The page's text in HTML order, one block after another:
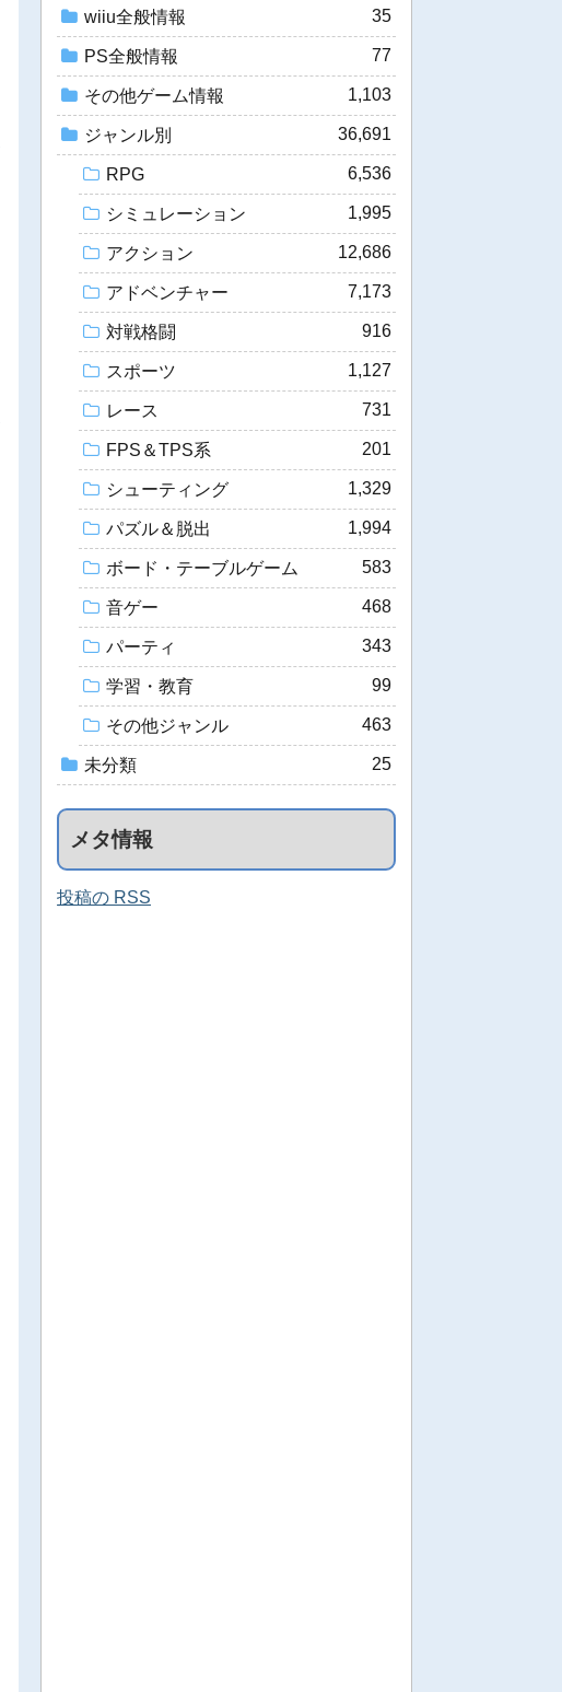
wiiu全般情報 35
PS全般情報 77
その他ゲーム情報 1,103
ジャンル別 36,691
RPG 6,536
シミュレーション 1,995
アクション 12,686
アドベンチャー 7,173
対戦格闘 916
スポーツ 1,127
レース 731
FPS＆TPS系 201
シューティング 1,329
パズル＆脱出 1,994
ボード・テーブルゲーム 583
音ゲー 468
パーティ 343
学習・教育 99
その他ジャンル 463
未分類 25
メタ情報
投稿の RSS